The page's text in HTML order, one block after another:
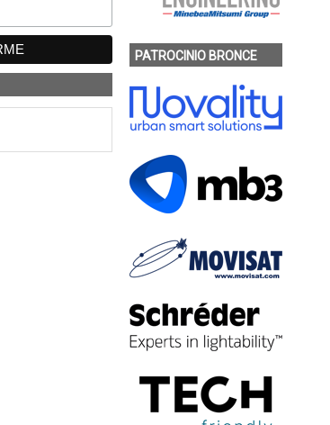
PATROCINIO BRONCE